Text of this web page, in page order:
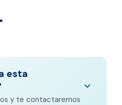
esta
y te contactaremos
expand_more